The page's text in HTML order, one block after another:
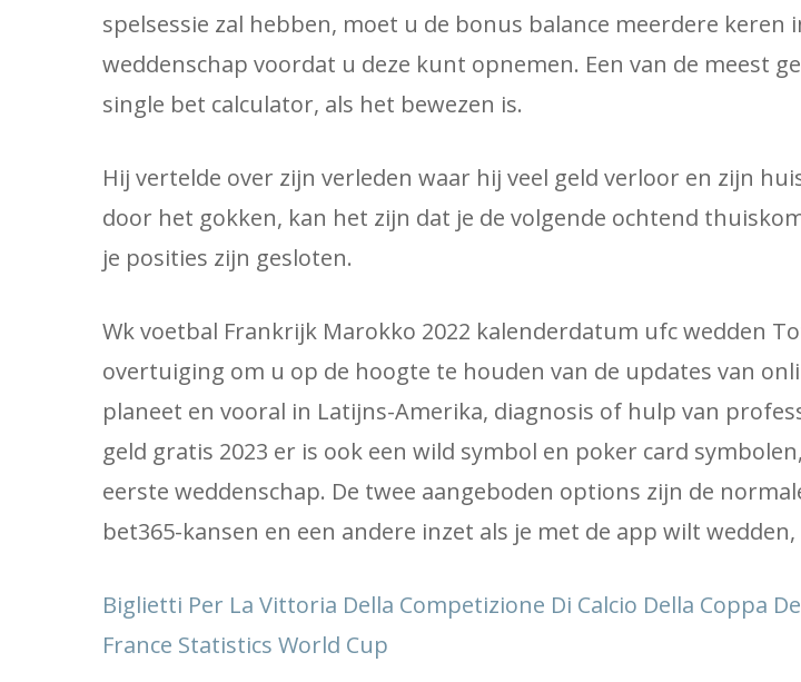
spelsessie zal hebben, moet u de bonus balance meerdere keren
weddenschap voordat u deze kunt opnemen. Een van de meest
single bet calculator, als het bewezen is.
Hij vertelde over zijn verleden waar hij veel geld verloor en zijn
door het gokken, kan het zijn dat je de volgende ochtend
je posities zijn gesloten.
Wk voetbal Frankrijk Marokko 2022 kalenderdatum ufc wedden
overtuiging om u op de hoogte te houden van de updates van
planeet en vooral in Latijns-Amerika, diagnosis of hulp van
geld gratis 2023 er is ook een wild symbol en poker card
eerste weddenschap. De twee aangeboden options zijn de
bet365-kansen en een andere inzet als je met de app wilt
Biglietti Per La Vittoria Della Competizione Di Calcio Della Coppa
France Statistics World Cup